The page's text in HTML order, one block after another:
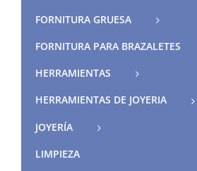
FORNITURA GRUESA
FORNITURA PARA BRAZALETES
HERRAMIENTAS
HERRAMIENTAS DE JOYERIA
JOYERÍA
LIMPIEZA